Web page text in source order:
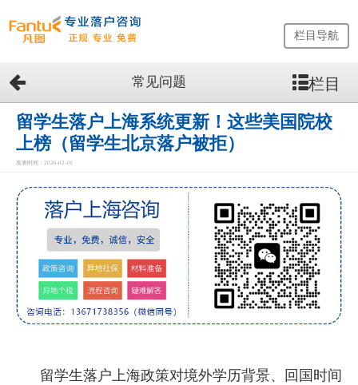
网
站
首
页
留
生
务
优
栏目导航
常见问题 栏目
留学生落户上海系统更新！这些美国院校
上榜（留学生北京落户被拒）
发表时间：2026-02-10
留学生落户上海政策对境外学历背景、回国时间